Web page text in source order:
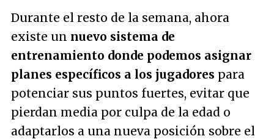
Durante el resto de la semana, ahora
existe un nuevo sistema de
entrenamiento donde podemos asignar
planes específicos a los jugadores para
potenciar sus puntos fuertes, evitar que
pierdan media por culpa de la edad o
adaptarlos a una nueva posición sobre el